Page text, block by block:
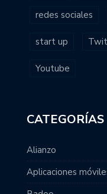
redes sociales
start up
Youtube
CATEGORÍAS
Alianzo
Aplicaciones